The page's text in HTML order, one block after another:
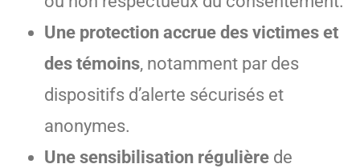
Une protection accrue des victimes et
des témoins, notamment par des
dispositifs d’alerte sécurisés et
anonymes.
Une sensibilisation régulière de